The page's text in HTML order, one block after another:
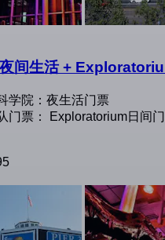
间生活 +
学院：夜生活门票
门票： Exploratorium日间